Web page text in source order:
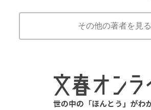
その他の著者を見る